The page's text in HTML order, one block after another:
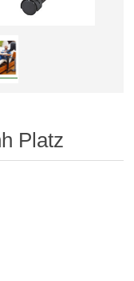
Platz